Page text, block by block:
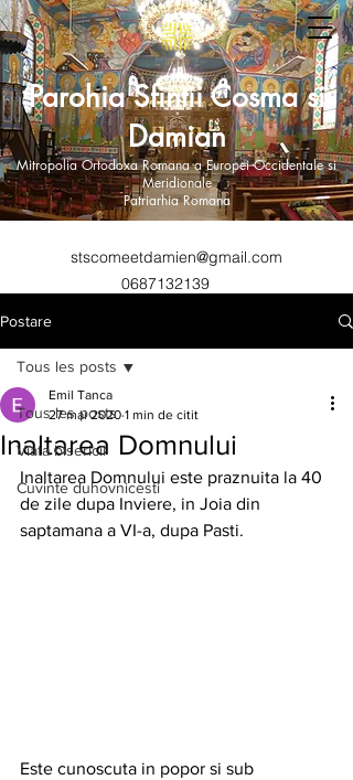
Parohia Sfintii Cosma si
Damian
Mitropolia Ortodoxa Romana a Europei Occidentale si
Meridionale
Patriarhia Romana
stscomeetdamien@gmail.com
0687132139
Postare
Tous les posts
Viata bisericii
Cuvinte duhovnicesti
Tous les posts
Inaltarea Domnului
Emil Tanca
27 mai 2020 1 min de citit
Inaltarea Domnului este praznuita la 40
de zile dupa Inviere, in Joia din
saptamana a VI-a, dupa Pasti.
Este cunoscuta in popor si sub